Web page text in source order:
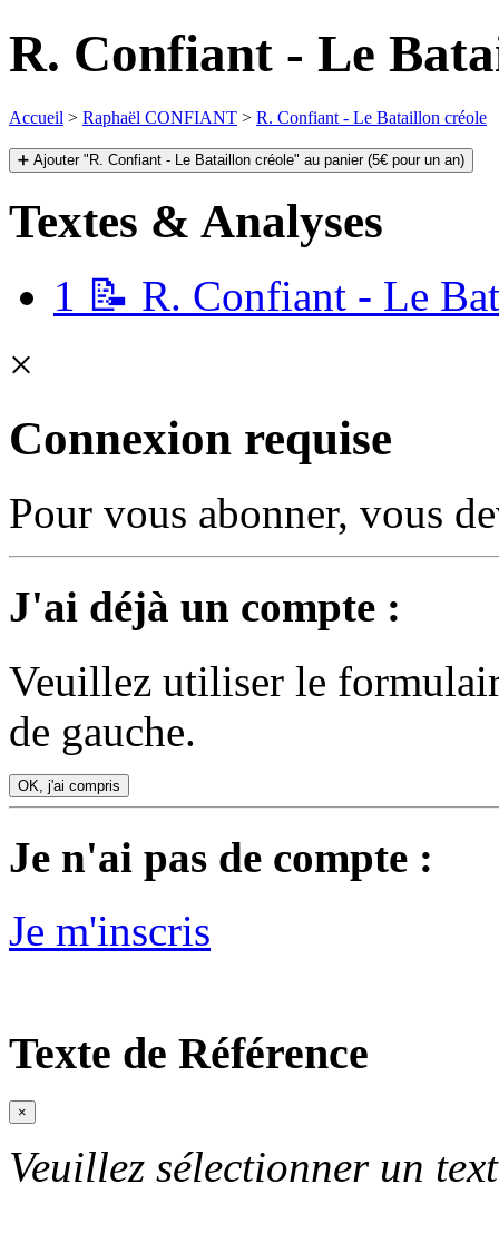
R. Confiant - Le
Accueil > Raphaël CONFIANT > R. Confiant - Le Bataillon créole
➕ Ajouter "R. Confiant - Le Bataillon créole" au panier (5€ pour un an)
Textes & Analyses
1 📝 R. Confiant - Le
×
Connexion requise
Pour vous abonner, vous
J'ai déjà un compte :
Veuillez utiliser le
de gauche.
OK, j'ai compris
Je n'ai pas de compte :
Je m'inscris
Texte de Référence
×
Veuillez sélectionner un